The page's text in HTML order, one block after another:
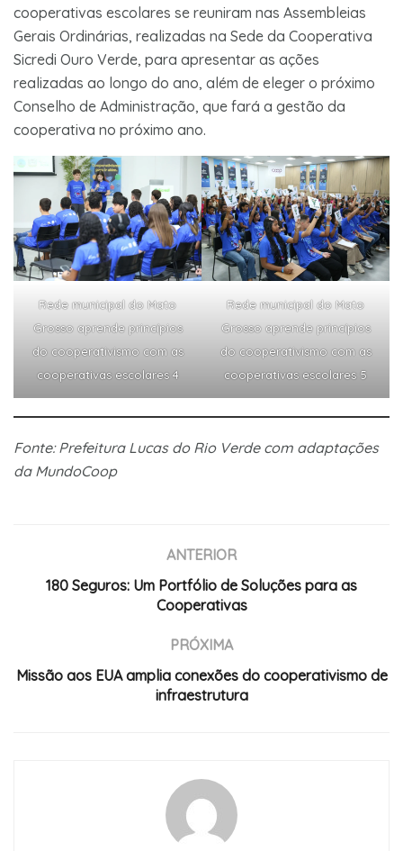
cooperativas escolares se reuniram nas Assembleias
Gerais Ordinárias, realizadas na Sede da Cooperativa
Sicredi Ouro Verde, para apresentar as ações
realizadas ao longo do ano, além de eleger o próximo
Conselho de Administração, que fará a gestão da
cooperativa no próximo ano.
Rede municipal do Mato
Grosso aprende princípios
do cooperativismo com as
cooperativas escolares 4
Rede municipal do Mato
Grosso aprende princípios
do cooperativismo com as
cooperativas escolares 5
Fonte: Prefeitura Lucas do Rio Verde com adaptações
da MundoCoop
ANTERIOR
180 Seguros: Um Portfólio de Soluções para as
Cooperativas
PRÓXIMA
Missão aos EUA amplia conexões do cooperativismo de
infraestrutura